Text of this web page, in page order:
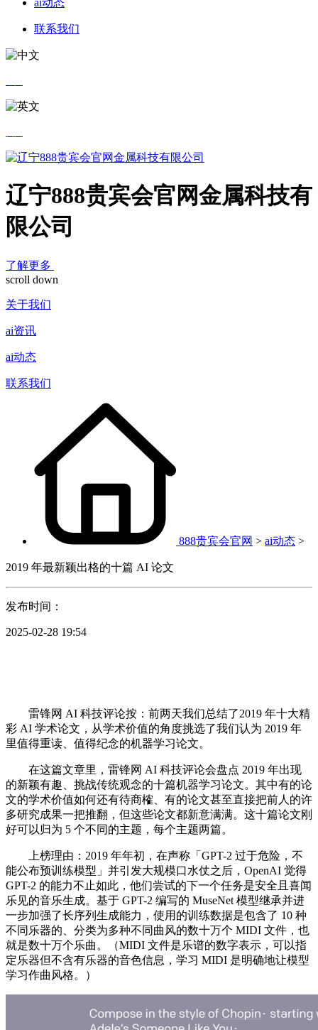
ai动态
联系我们
辽宁888贵宾会官网金属科技有
限公司
了解更多
scroll down
关于我们
ai资讯
ai动态
联系我们
888贵宾会官网 > ai动态 >
2019 年最新颖出格的十篇 AI 论文
发布时间：
2025-02-28 19:54
雷锋网 AI 科技评论按：前两天我们总结了2019 年十大精
彩 AI 学术论文，从学术价值的角度挑选了我们认为 2019 年
里值得重读、值得纪念的机器学习论文。
在这篇文章里，雷锋网 AI 科技评论会盘点 2019 年出现
的新颖有趣、挑战传统观念的十篇机器学习论文。其中有的论
文的学术价值如何还有待商榷、有的论文甚至直接把前人的许
多研究成果一把推翻，但这些论文都新意满满。这十篇论文刚
好可以归为 5 个不同的主题，每个主题两篇。
上榜理由：2019 年年初，在声称「GPT-2 过于危险，不
能公布预训练模型」并引发大规模口水仗之后，OpenAI 觉得
GPT-2 的能力不止如此，他们尝试的下一个任务是安全且喜闻
乐见的音乐生成。基于 GPT-2 编写的 MuseNet 模型继承并进
一步加强了长序列生成能力，使用的训练数据是包含了 10 种
不同乐器的、分类为多种不同曲风的数十万个 MIDI 文件，也
就是数十万个乐曲。（MIDI 文件是乐谱的数字表示，可以指
定乐器但不含有乐器的音色信息，学习 MIDI 是明确地让模型
学习作曲风格。）